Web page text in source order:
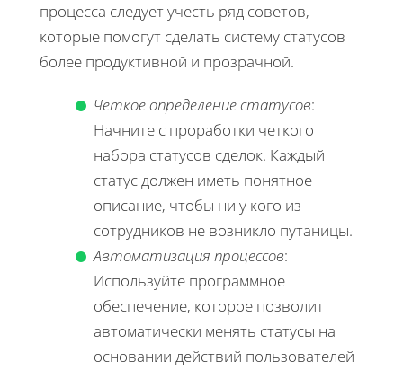
процесса следует учесть ряд советов,
которые помогут сделать систему статусов
более продуктивной и прозрачной.
Четкое определение статусов:
Начните с проработки четкого
набора статусов сделок. Каждый
статус должен иметь понятное
описание, чтобы ни у кого из
сотрудников не возникло путаницы.
Автоматизация процессов:
Используйте программное
обеспечение, которое позволит
автоматически менять статусы на
основании действий пользователей